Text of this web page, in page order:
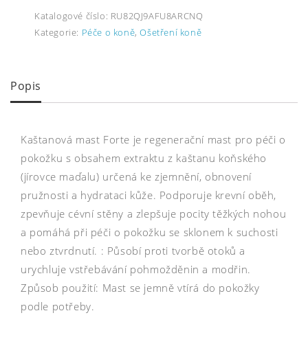
Katalogové číslo: RU82QJ9AFU8ARCNQ
Kategorie: Péče o koně,Ošetření koně
Popis
Kaštanová mast Forte je regenerační mast pro péči o
pokožku s obsahem extraktu z kaštanu koňského
(jírovce maďalu) určená ke zjemnění, obnovení
pružnosti a hydrataci kůže. Podporuje krevní oběh,
zpevňuje cévní stěny a zlepšuje pocity těžkých nohou
a pomáhá při péči o pokožku se sklonem k suchosti
nebo ztvrdnutí. : Působí proti tvorbě otoků a
urychluje vstřebávání pohmožděnin a modřin.
Způsob použití: Mast se jemně vtírá do pokožky
podle potřeby.